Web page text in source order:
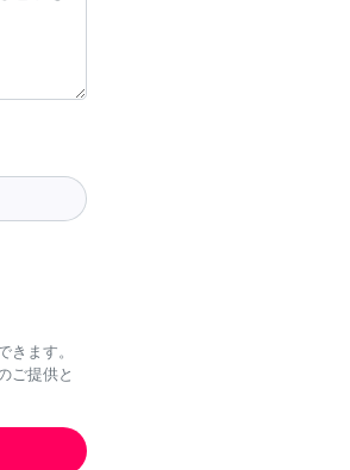
きます。
ご提供と